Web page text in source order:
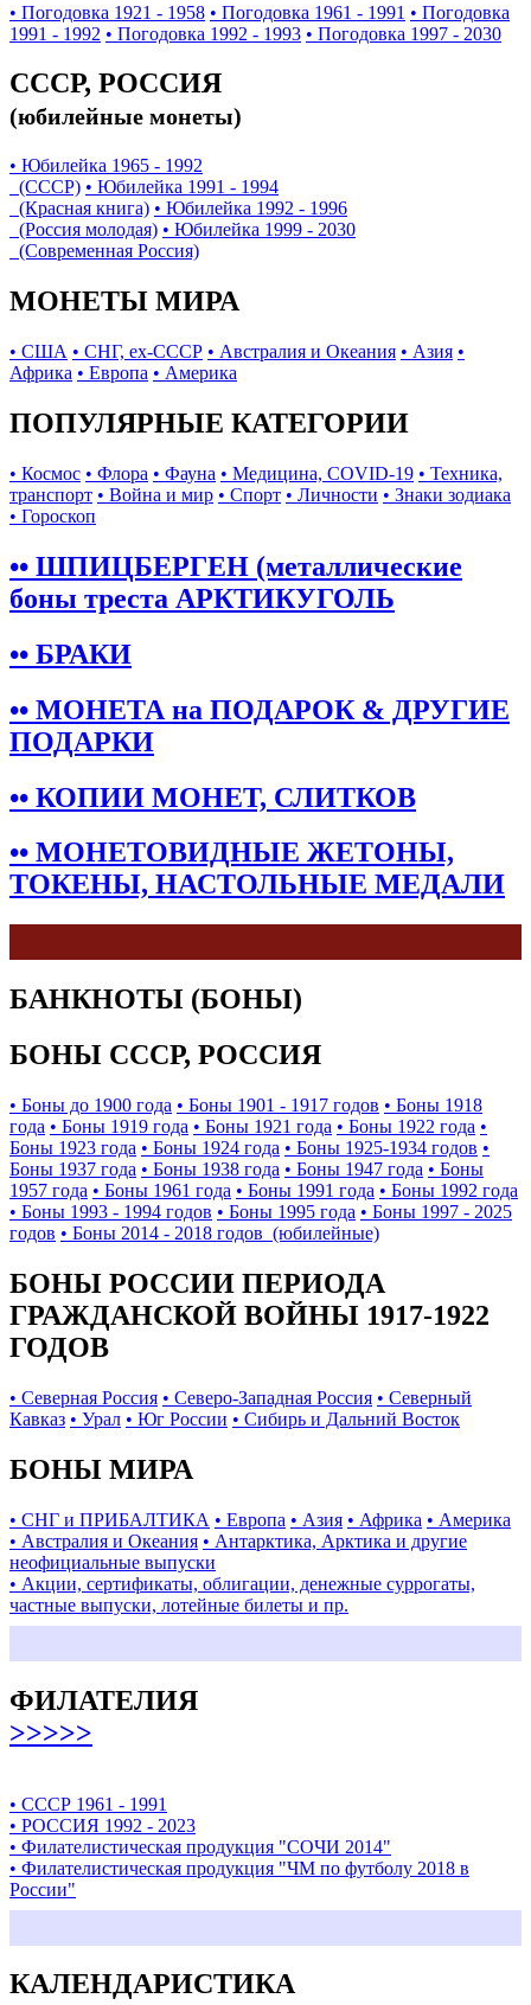
• Погодовка 1921 - 1958 • Погодовка 1961 - 1991 • Погодовка
1991 - 1992 • Погодовка 1992 - 1993 • Погодовка 1997 - 2030
СССР, РОССИЯ
(юбилейные монеты)
• Юбилейка 1965 - 1992
(СССР) • Юбилейка 1991 - 1994
(Красная книга) • Юбилейка 1992 - 1996
(Россия молодая) • Юбилейка 1999 - 2030
(Современная Россия)
МОНЕТЫ МИРА
• США • СНГ, ex-СССР • Австралия и Океания • Азия •
Африка • Европа • Америка
ПОПУЛЯРНЫЕ КАТЕГОРИИ
• Космос • Флора • Фауна • Медицина, COVID-19 • Техника,
транспорт • Война и мир • Спорт • Личности • Знаки зодиака
• Гороскоп
•• ШПИЦБЕРГЕН (металлические
боны треста АРКТИКУГОЛЬ
•• БРАКИ
•• МОНЕТА на ПОДАРОК & ДРУГИЕ
ПОДАРКИ
•• КОПИИ МОНЕТ, СЛИТКОВ
•• МОНЕТОВИДНЫЕ ЖЕТОНЫ,
ТОКЕНЫ, НАСТОЛЬНЫЕ МЕДАЛИ
БАНКНОТЫ (БОНЫ)
БОНЫ СССР, РОССИЯ
• Боны до 1900 года • Боны 1901 - 1917 годов • Боны 1918
года • Боны 1919 года • Боны 1921 года • Боны 1922 года •
Боны 1923 года • Боны 1924 года • Боны 1925-1934 годов •
Боны 1937 года • Боны 1938 года • Боны 1947 года • Боны
1957 года • Боны 1961 года • Боны 1991 года • Боны 1992 года
• Боны 1993 - 1994 годов • Боны 1995 года • Боны 1997 - 2025
годов • Боны 2014 - 2018 годов (юбилейные)
БОНЫ РОССИИ ПЕРИОДА
ГРАЖДАНСКОЙ ВОЙНЫ 1917-1922
ГОДОВ
• Северная Россия • Северо-Западная Россия • Северный
Кавказ • Урал • Юг России • Сибирь и Дальний Восток
БОНЫ МИРА
• СНГ и ПРИБАЛТИКА • Европа • Азия • Африка • Америка
• Австралия и Океания • Антарктика, Арктика и другие
неофициальные выпуски
• Акции, сертификаты, облигации, денежные суррогаты,
частные выпуски, лотейные билеты и пр.
ФИЛАТЕЛИЯ
>>>>>
• СССР 1961 - 1991
• РОССИЯ 1992 - 2023
• Филателистическая продукция "СОЧИ 2014"
• Филателистическая продукция "ЧМ по футболу 2018 в
России"
КАЛЕНДАРИСТИКА